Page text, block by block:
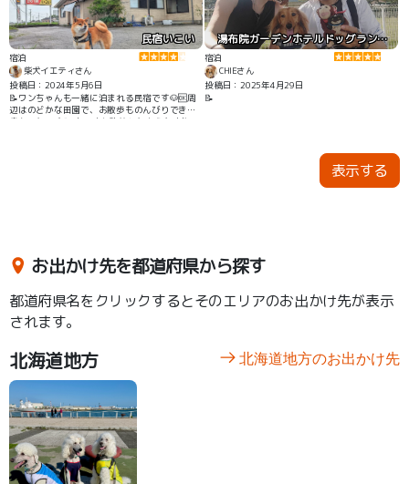
民宿いこい
宿泊
柴犬イエティさん
投稿日：2024年5月6日
📝ワンちゃんも一緒に泊まれる民宿です🐶🆗周
辺はのどかな田園で、お散歩ものんびりできて
良かったです🐾 古民家を改築したような建物で
湯布院ガーデンホテルドッグラン＆リゾート
宿泊
CHIEさん
投稿日：2025年4月29日
📝
表示する
お出かけ先を都道府県から探す
都道府県名をクリックするとそのエリアのお出かけ先が表示
されます。
北海道地方 北海道地方のお出かけ先